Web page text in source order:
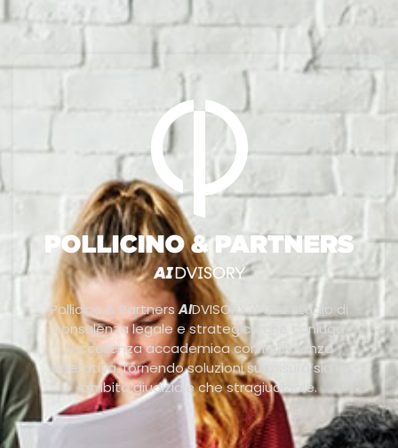
Pollicino & PartnersAIDVISORY è uno studio di
consulenza legale e strategica che coniuga
l’eccellenza accademica con l’efficienza
operativa, fornendo soluzioni su misura sia in
ambito giudiziale che stragiudiziale.